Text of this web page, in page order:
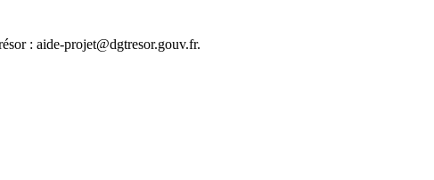
: aide-projet@dgtresor.gouv.fr.